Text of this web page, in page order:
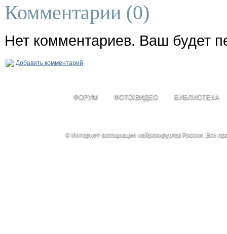
Комментарии (0)
Нет комментариев. Ваш будет
Добавить комментарий
ФОРУМ ФОТО/ВИДЕО БИБЛИОТЕКА
© Интернет-ассоциация нейрохирургов России. Все